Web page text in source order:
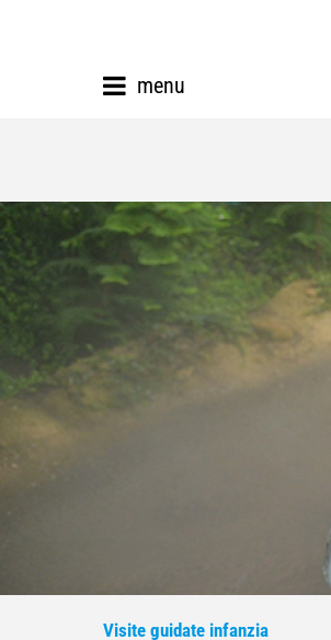
menu
Visite guidate infanzia